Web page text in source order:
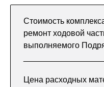
Стоимость
ремонт ходовой
выполняемого
Цена расходных